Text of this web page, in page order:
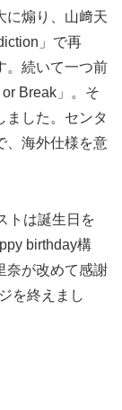
に煽り、山﨑天
」で再
。続いて一つ前
Break」。そ
ました。センタ
、海外仕様を意
トは誕生日を
birthday構
奈が改めて感謝
を終えまし